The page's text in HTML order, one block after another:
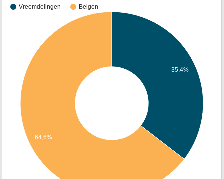
Vreemdelingen Belgen
35,4%
64,6%